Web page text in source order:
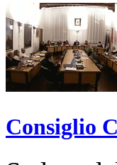
Consiglio